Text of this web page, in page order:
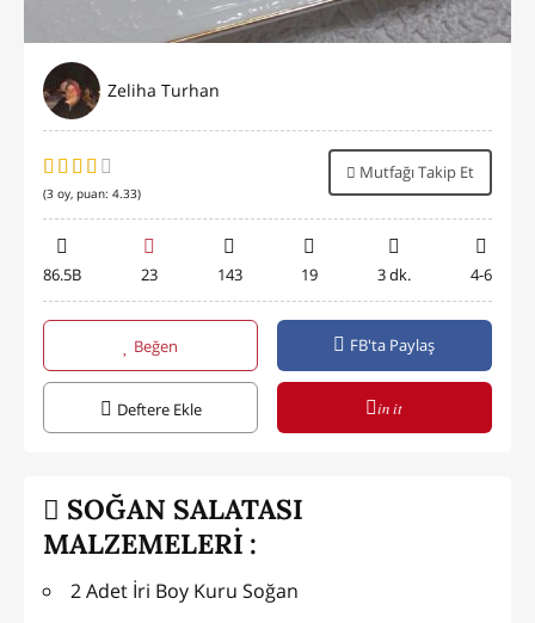
Zeliha Turhan
(3 oy, puan: 4.33)
Mutfağı Takip Et
86.5B 23 143 19 3 dk. 4-6
Beğen FB'ta Paylaş
Deftere Ekle in it
SOĞAN SALATASI
MALZEMELERİ :
2 Adet İri Boy Kuru Soğan